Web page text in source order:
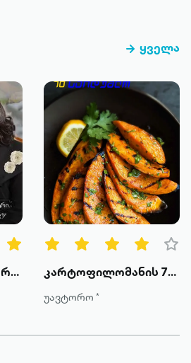
ყველა
კულინარიული აკორდი კარტოფილომანის 70 საიდუმლო
უავტორო *